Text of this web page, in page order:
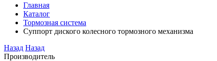
Главная
Каталог
Тормозная система
Суппорт диского колесного тормозного механизма
Назад Назад
Производитель